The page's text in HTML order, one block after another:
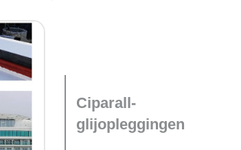
Ciparall-
glijopleggingen